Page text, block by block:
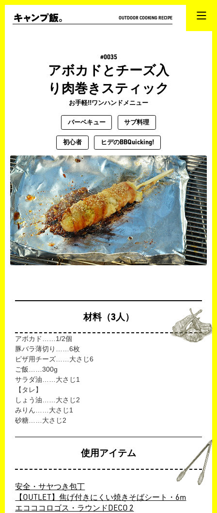
OUTDOOR COOKING RECIPE
#0035
アボカドとチーズ入
り肉巻きスティック
お手軽!!ワンハンドメニュー
バーベキュー サブ料理
初心者 ヒデのBBQuicking!
材料（3人）
アボカド……1/2個
豚バラ薄切り……6枚
ピザ用チーズ……大さじ6
ご飯……300g
サラダ油……大さじ1
【タレ】
しょう油……大さじ2
みりん……大さじ1
砂糖……大さじ2
使用アイテム
安全・サヤつき包丁
【OUTLET】焦げ付きにくい焼きそばシート・6m
エコココロゴス・ラウンドDECO 2